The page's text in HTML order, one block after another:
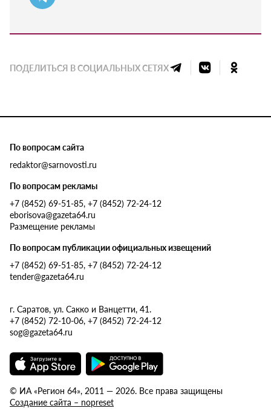
ПОДЕЛИТЬСЯ В СОЦИАЛЬНЫХ СЕТЯХ
По вопросам сайта
redaktor@sarnovosti.ru
По вопросам рекламы
+7 (8452) 69-51-85, +7 (8452) 72-24-12
eborisova@gazeta64.ru
Размещение рекламы
По вопросам публикации официальных извещений
+7 (8452) 69-51-85, +7 (8452) 72-24-12
tender@gazeta64.ru
г. Саратов, ул. Сакко и Ванцетти, 41.
+7 (8452) 72-10-06, +7 (8452) 72-24-12
sog@gazeta64.ru
© ИА «Регион 64», 2011 — 2026. Все права защищены
Создание сайта – nopreset